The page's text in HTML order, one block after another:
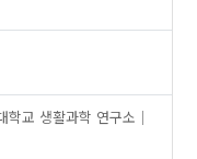
학교 생활과학 연구소